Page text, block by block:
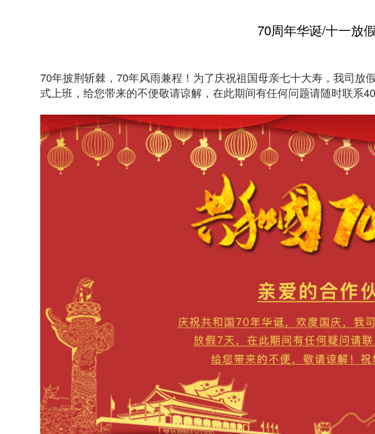
70周年华诞/十一放
70年披荆斩棘，70年风雨兼程！ 为了庆祝祖国母亲七十大寿，我司放
式上班，给您带来的不便敬请谅解，在此期间有任何问题请随时联系